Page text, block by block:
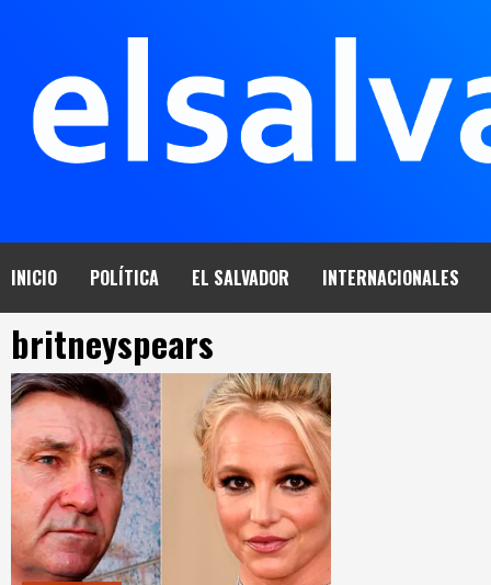
INICIO POLÍTICA EL SALVADOR INTERNACIONALES
britneyspears